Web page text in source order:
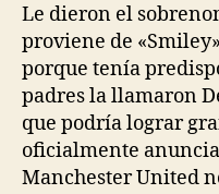
Le dieron el
proviene de
porque tenía
padres la llamaron
que podría lograr
oficialmente
Manchester United